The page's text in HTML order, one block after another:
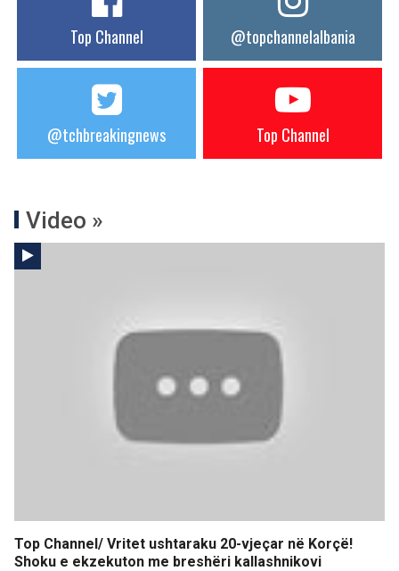
Top Channel @topchannelalbania
@tchbreakingnews Top Channel
Video »
Top Channel/ Vritet ushtaraku 20-vjeçar në Korçë!
Shoku e ekzekuton me breshëri kallashnikovi